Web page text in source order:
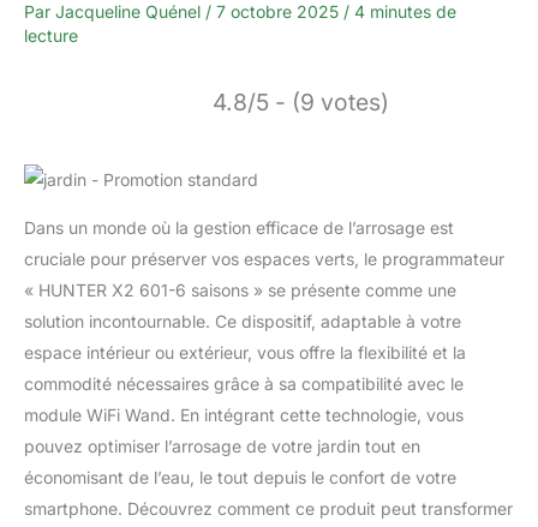
Par Jacqueline Quénel / 7 octobre 2025 / 4 minutes de
lecture
4.8/5 - (9 votes)
Dans un monde où la gestion efficace de l’arrosage est
cruciale pour préserver vos espaces verts, le programmateur
« HUNTER X2 601-6 saisons » se présente comme une
solution incontournable. Ce dispositif, adaptable à votre
espace intérieur ou extérieur, vous offre la flexibilité et la
commodité nécessaires grâce à sa compatibilité avec le
module WiFi Wand. En intégrant cette technologie, vous
pouvez optimiser l’arrosage de votre jardin tout en
économisant de l’eau, le tout depuis le confort de votre
smartphone. Découvrez comment ce produit peut transformer